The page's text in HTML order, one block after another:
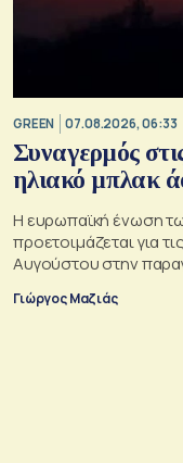
GREEN 07.08.2026, 06:33
Συναγερμός
ηλιακό μπλακ
Η ευρωπαϊκή ένωση
προετοιμάζεται για
Αυγούστου στην
Γιώργος Μαζιάς